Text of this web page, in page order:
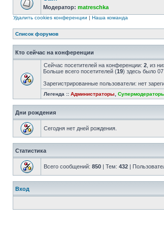
Модератор: matreschka
Удалить cookies конференции | Наша команда
Список форумов
Кто сейчас на конференции
Сейчас посетителей на конференции: 2 , из
Больше всего посетителей (19) здесь было
Зарегистрированные пользователи: нет
Легенда :: Администраторы
Дни рождения
Сегодня нет дней рождения.
Статистика
Всего сообщений: 850 | Тем: 432 |
Вход